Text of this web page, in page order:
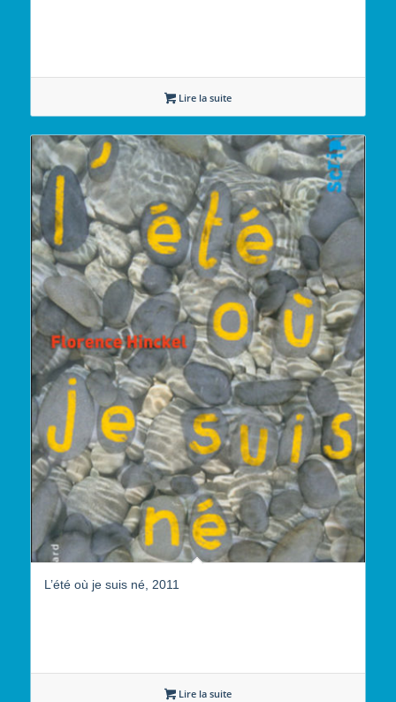
Lire la suite
L’été où je suis né, 2011
Lire la suite